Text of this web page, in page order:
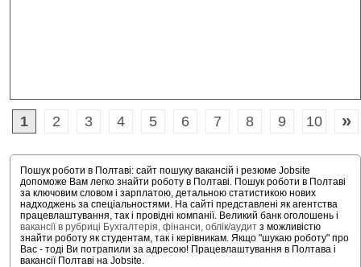
1 2 3 4 5 6 7 8 9 10 »
Пошук роботи в Полтаві: сайт пошуку вакансій і резюме Jobsite
допоможе Вам легко знайти роботу в Полтаві. Пошук роботи в Полтаві
за ключовим словом і зарплатою, детальною статистикою нових
надходжень за спеціальностями. На сайті представлені як агентства
працевлаштування, так і провідні компанії. Великий банк оголошень і
вакансії в рубриці Бухгалтерія, фінанси, облік/аудит з можливістю
знайти роботу як студентам, так і керівникам. Якщо "шукаю роботу" про
Вас - тоді Ви потрапили за адресою! Працевлаштування в Полтава і
вакансії Полтаві на Jobsite.